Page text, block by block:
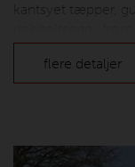
kantsyet tæpper,
midten med
siddegruppe,
hele bredden af
flere detaljer